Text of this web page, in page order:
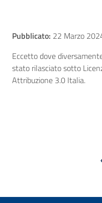
Pubblicato: 22 Marzo
Eccetto dove
stato rilasciato sotto
Attribuzione 3.0 Italia.
Pagina